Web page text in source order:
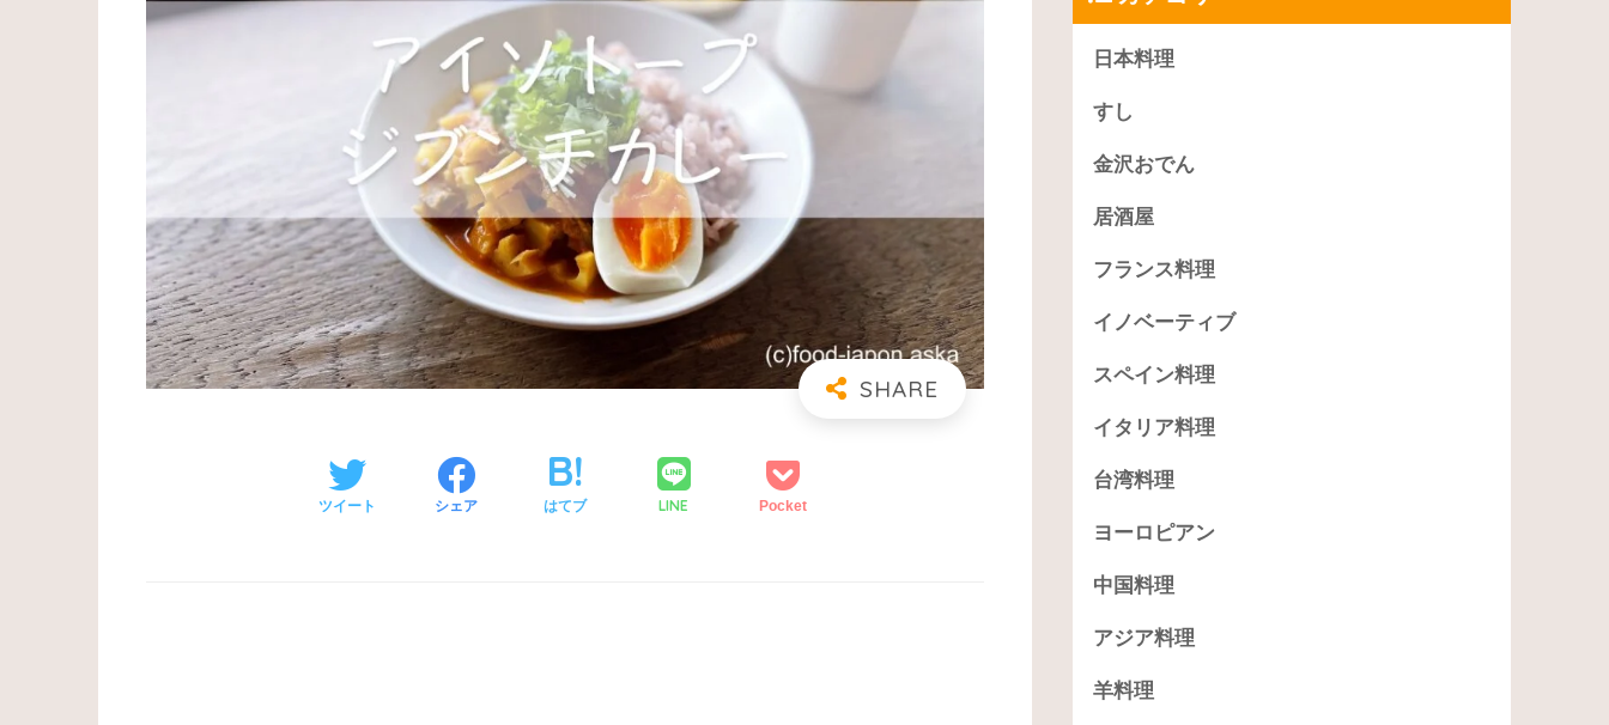
ツイート シェア はてブ LINE Pocket
日本料理
すし
金沢おでん
居酒屋
フランス料理
イノベーティブ
スペイン料理
イタリア料理
台湾料理
ヨーロピアン
中国料理
アジア料理
羊料理